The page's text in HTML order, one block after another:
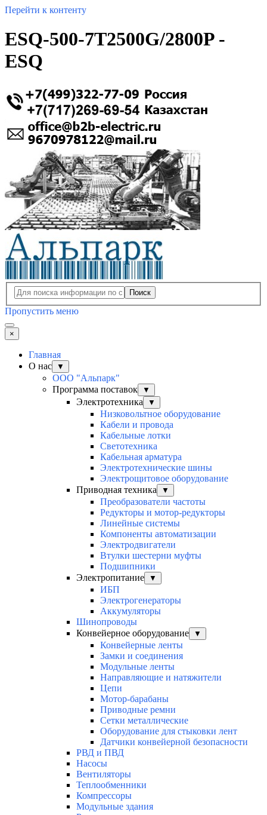
Перейти к контенту
ESQ-500-7T2500G/2800P -
ESQ
Поиск
Пропустить меню
×
Главная
О нас
▼
ООО "Альпарк"
Программа поставок
▼
Электротехника ▼
Низковольтное оборудование
Кабели и провода
Кабельные лотки
Светотехника
Кабельная арматура
Электротехнические шины
Электрощитовое оборудование
Приводная техника
▼
Преобразователи частоты
Редукторы и мотор-редукторы
Линейные системы
Компоненты автоматизации
Электродвигатели
Втулки шестерни муфты
Подшипники
Электропитание
▼
ИБП
Электрогенераторы
Аккумуляторы
Шинопроводы
Конвейерное оборудование
▼
Конвейерные ленты
Замки и соединения
Модульные ленты
Направляющие и натяжители
Цепи
Мотор-барабаны
Приводные ремни
Сетки металлические
Оборудование для стыковки лент
Датчики конвейерной безопасности
РВД и ПВД
Насосы
Вентиляторы
Теплообменники
Компрессоры
Модульные здания